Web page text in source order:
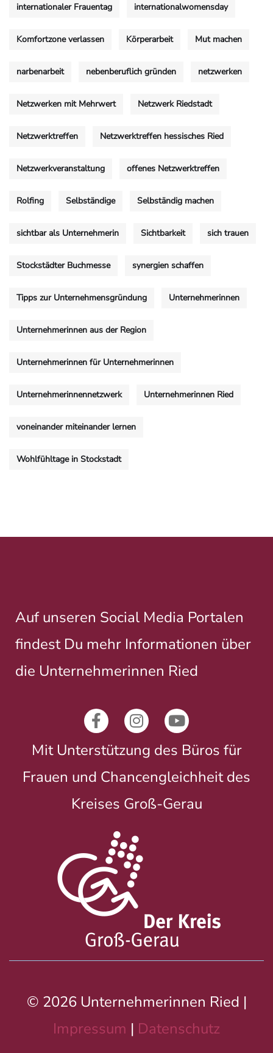
internationaler Frauentag internationalwomensday
Komfortzone verlassen Körperarbeit Mut machen
narbenarbeit nebenberuflich gründen netzwerken
Netzwerken mit Mehrwert Netzwerk Riedstadt
Netzwerktreffen Netzwerktreffen hessisches Ried
Netzwerkveranstaltung offenes Netzwerktreffen
Rolfing Selbständige Selbständig machen
sichtbar als Unternehmerin Sichtbarkeit sich trauen
Stockstädter Buchmesse synergien schaffen
Tipps zur Unternehmensgründung Unternehmerinnen
Unternehmerinnen aus der Region
Unternehmerinnen für Unternehmerinnen
Unternehmerinnennetzwerk Unternehmerinnen Ried
voneinander miteinander lernen
Wohlfühltage in Stockstadt
Auf unseren Social Media Portalen
findest Du mehr Informationen über
die Unternehmerinnen Ried
Mit Unterstützung des Büros für
Frauen und Chancengleichheit des
Kreises Groß-Gerau
© 2026 Unternehmerinnen Ried |
Impressum | Datenschutz